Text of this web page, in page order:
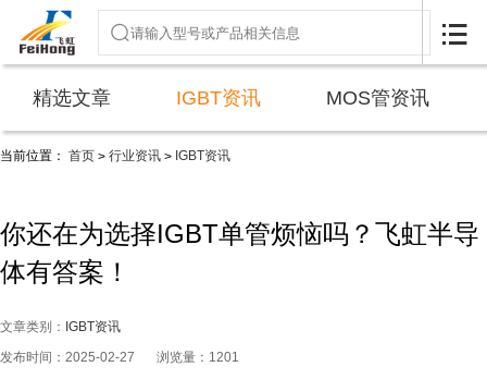

精选文章 IGBT资讯 MOS管资讯
当前位置： 首页 > 行业资讯 > IGBT资讯
你还在为选择IGBT单管烦恼吗？飞虹半导
体有答案！
文章类别： IGBT资讯
发布时间：2025-02-27
浏览量：1201